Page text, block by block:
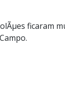
ficaram